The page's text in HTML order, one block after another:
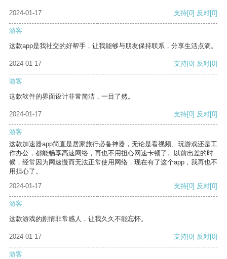
2024-01-17 支持[0] 反对[0]
游客
这款app是我社交的好帮手，让我能够与朋友保持联系，分享生活点滴。
2024-01-17 支持[0] 反对[0]
游客
这款软件的界面设计非常简洁，一目了然。
2024-01-17 支持[0] 反对[0]
游客
这款加速器app简直是居家旅行必备神器，无论是看视频、玩游戏还是工
作办公，都能畅享高速网络，再也不用担心网速卡顿了。以前出差的时
候，经常因为网速慢而无法正常使用网络，现在有了这个app，我再也不
用担心了。
2024-01-17
支持[0] 反对[0]
游客
这款游戏的剧情非常感人，让我久久不能忘怀。
2024-01-17 支持[0] 反对[0]
游客